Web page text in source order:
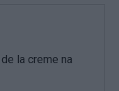
la creme na